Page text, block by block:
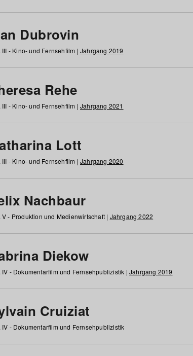
Dubrovin
III - Kino- und Fernsehfilm | Jahrgang 2019
Rehe
III - Kino- und Fernsehfilm | Jahrgang 2021
Lott
III - Kino- und Fernsehfilm | Jahrgang 2020
Nachbaur
V - Produktion und Medienwirtschaft | Jahrgang 2022
Diekow
IV - Dokumentarfilm und Fernsehpublizistik | Jahrgang 2019
Cruiziat
IV - Dokumentarfilm und Fernsehpublizistik